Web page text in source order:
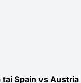
Spain vs Austria